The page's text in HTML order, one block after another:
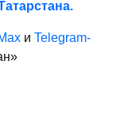
и Telegram-